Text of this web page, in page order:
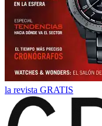
la revista GRATIS